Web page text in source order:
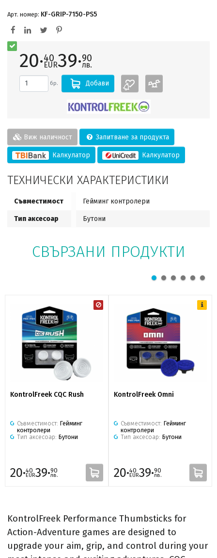
Арт. номер: KF-GRIP-7150-PS5
20·40
EUR39·90
лв.
бр. Добави
Виж наличност Запитване за продукта
Калкулатор Калкулатор
ТЕХНИЧЕСКИ ХАРАКТЕРИСТИКИ
Съвместимост Гейминг контролери
Тип аксесоар Бутони
СВЪРЗАНИ ПРОДУКТИ
KontrolFreek CQC Rush
Съвместимост: Гейминг
контролери
Тип аксесоар: Бутони
20·40
EUR39·90
лв.
KontrolFreek Omni
Съвместимост: Гейминг
контролери
Тип аксесоар: Бутони
20·40
EUR39·90
лв.
KontrolFreek Performance Thumbsticks for
Action-Adventure games are designed to
upgrade your aim, grip, and control during your